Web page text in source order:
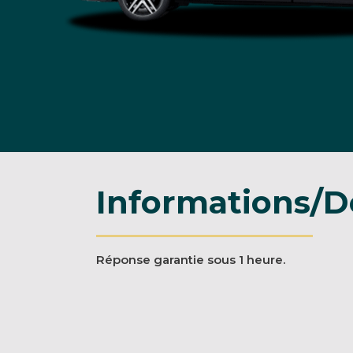
Informations/
Réponse garantie sous 1 heure.